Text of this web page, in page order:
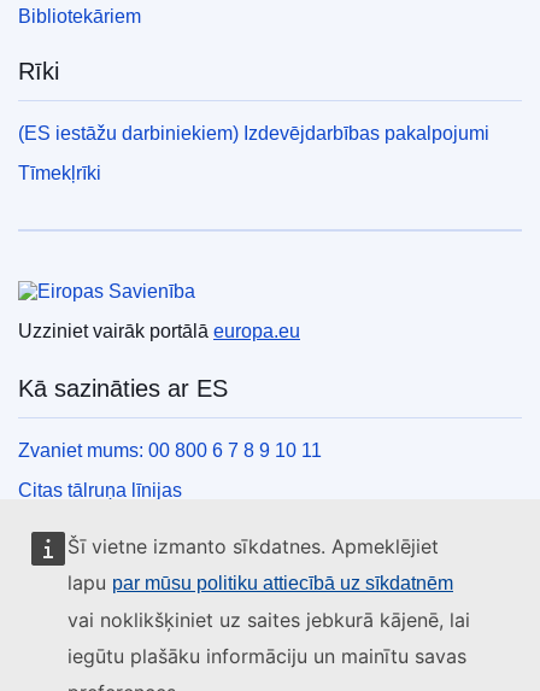
Šī vietne izmanto sīkdatnes. Apmeklējiet
lapu par mūsu politiku attiecībā uz sīkdatnēm
vai noklikšķiniet uz saites jebkurā kājenē, lai
iegūtu plašāku informāciju un mainītu savas
Bibliotekāriem
Rīki
(ES iestāžu darbiniekiem) Izdevējdarbības pakalpojumi
Tīmekļrīki
Uzziniet vairāk portālā europa.eu
Kā sazināties ar ES
Zvaniet mums: 00 800 6 7 8 9 10 11
Citas tālruņa līnijas
Saziņas veidlapa
ES centru kontaktinformācija
Sociālie mediji